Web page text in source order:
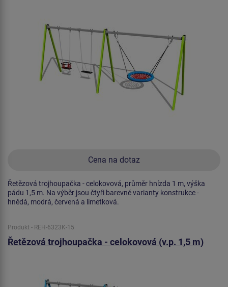
Cena na dotaz
Řetězová trojhoupačka - celokovová, průměr hnízda 1 m, výška
pádu 1,5 m. Na výběr jsou čtyři barevné varianty konstrukce -
hnědá, modrá, červená a limetková.
Produkt - REH-6323K-15
Řetězová trojhoupačka - celokovová (v.p. 1,5 m)